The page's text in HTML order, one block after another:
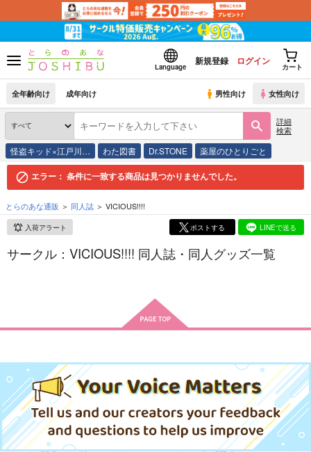
Language
新規登録 ログイン
カート
全年齢向け 成年向け 男性向け 女性向け
詳細
検索
怪盗キッド×江戸川… わた図書 Dr.STONE 薬屋のひとりごと
エラー： 条件に一致する商品は見つかりませんでした。
とらのあな通販 同人誌 VICIOUS!!!!
入荷アラート ポストする LINEで送る
サークル：VICIOUS!!!! 同人誌・同人グッズ一覧